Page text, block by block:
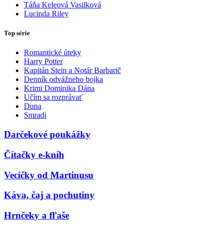
Táňa Keleová Vasilková
Lucinda Riley
Top série
Romantické úteky
Harry Potter
Kapitán Stein a Notár Barbarič
Denník odvážneho bojka
Krimi Dominika Dána
Učím sa rozprávať
Duna
Smradi
Darčekové poukážky
Čítačky e-kníh
Vecičky od Martinusu
Káva, čaj a pochutiny
Hrnčeky a fľaše